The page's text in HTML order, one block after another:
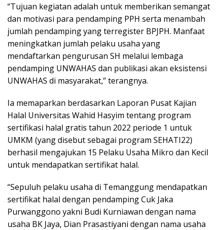
“Tujuan kegiatan adalah untuk memberikan semangat
dan motivasi para pendamping PPH serta menambah
jumlah pendamping yang terregister BPJPH. Manfaat
meningkatkan jumlah pelaku usaha yang
mendaftarkan pengurusan SH melalui lembaga
pendamping UNWAHAS dan publikasi akan eksistensi
UNWAHAS di masyarakat,” terangnya.
Ia memaparkan berdasarkan Laporan Pusat Kajian
Halal Universitas Wahid Hasyim tentang program
sertifikasi halal gratis tahun 2022 periode 1 untuk
UMKM (yang disebut sebagai program SEHATI22)
berhasil mengajukan 15 Pelaku Usaha Mikro dan Kecil
untuk mendapatkan sertifikat halal.
“Sepuluh pelaku usaha di Temanggung mendapatkan
sertifikat halal dengan pendamping Cuk Jaka
Purwanggono yakni Budi Kurniawan dengan nama
usaha BK Jaya, Dian Prasastiyani dengan nama usaha